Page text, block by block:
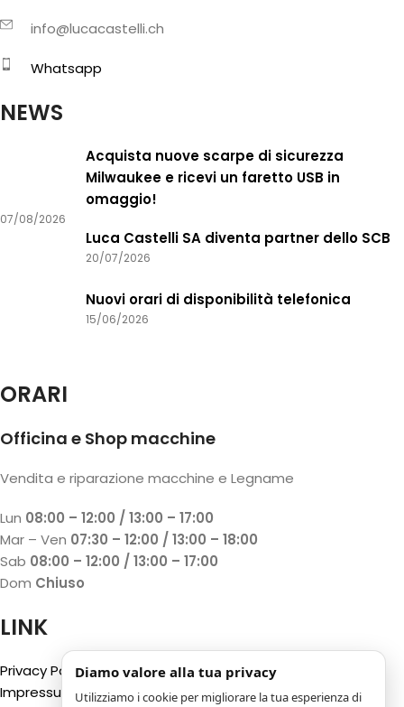
info@lucacastelli.ch
Whatsapp
NEWS
Acquista nuove scarpe di sicurezza
Milwaukee e ricevi un faretto USB in
omaggio!
07/08/2026
Luca Castelli SA diventa partner dello SCB
20/07/2026
Nuovi orari di disponibilità telefonica
15/06/2026
ORARI
Officina e Shop macchine
Vendita e riparazione macchine e Legname
Lun 08:00 – 12:00 / 13:00 – 17:00
Mar – Ven 07:30 – 12:00 / 13:00 – 18:00
Sab 08:00 – 12:00 / 13:00 – 17:00
Dom Chiuso
LINK
Privacy Policy
Impressum
Diamo valore alla tua privacy
Utilizziamo i cookie per migliorare la tua esperienza di